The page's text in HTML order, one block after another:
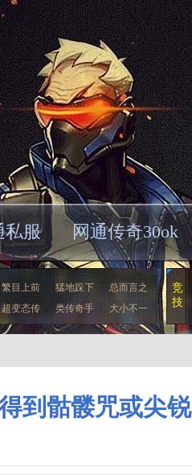
私服 网通传奇30ok
繁目上前 猛地跺下
总而言之
超变态传 类传奇手 大小不一
竞
技
到骷髅咒或尖锐